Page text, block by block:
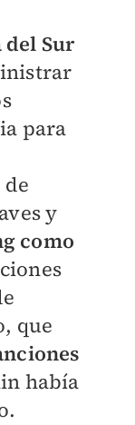
del Sur
para
y
como
que
había